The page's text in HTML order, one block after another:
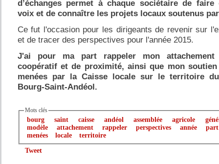
Le Teil :le jeudi 23 juin à 10 h
d’échanges permet à chaque sociétaire de faire
voix et de connaître les projets locaux soutenus
Ce fut l'occasion pour les dirigeants de revenir sur
et de tracer des perspectives pour l'année 2015.
J'ai pour ma part rappeler mon attachement
coopératif et de proximité, ainsi que mon
menées par la Caisse locale sur le territoire
Bourg-Saint-Andéol.
Mots clés
bourg saint caisse andéol assemblée agricole
modèle
attachement rappeler perspectives année
part
menées
locale territoire
Tweet